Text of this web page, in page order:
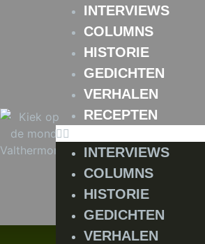
INTERVIEWS
COLUMNS
HISTORIE
GEDICHTEN
VERHALEN
RECEPTEN
INTERVIEWS
COLUMNS
HISTORIE
GEDICHTEN
VERHALEN